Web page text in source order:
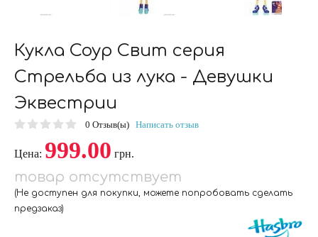
Кукла Соур Свит серия
Стрельба из лука - Девушки
Эквестрии
0 Отзыв(ы) Написать отзыв
Цена: 999.00 грн.
товар отсутствует
(Не доступен для покупки, можете попробовать сделать
предзаказ)